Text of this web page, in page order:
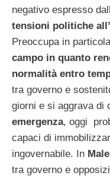
negativo espresso
tensioni politiche
Preoccupa in
campo in quanto
normalità entro
tra governo e
giorni e si aggrava di
emergenza, oggi
capaci di
ingovernabile. In
tra governo e